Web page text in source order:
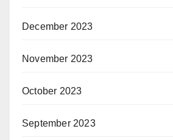
December 2023
November 2023
October 2023
September 2023